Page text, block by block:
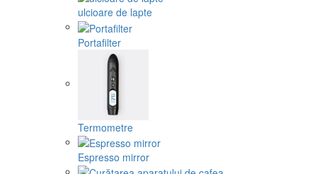
ulcioare de lapte
Portafilter
Termometre
Espresso mirror